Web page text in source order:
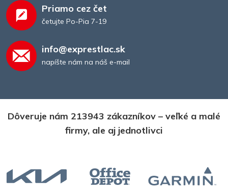
Priamo cez čet
četujte Po-Pia 7-19
info@exprestlac.sk
napíšte nám na náš e-mail
Dôveruje nám 213943 zákazníkov – veľké a malé
firmy, ale aj jednotlivci